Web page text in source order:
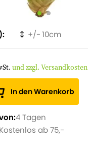
10
und zzgl. Versandkosten
In den Warenkorb
4 Tagen
Kostenlos ab 75,-